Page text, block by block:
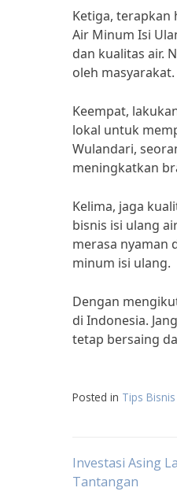
Ketiga, terapkan
Air Minum Isi
dan kualitas air.
oleh masyarakat.
Keempat,
lokal untuk
Wulandari,
meningkatkan
Kelima, jaga
bisnis isi ulang
merasa nyaman
minum isi ulang.
Dengan
di Indonesia.
tetap bersaing
Posted in Tips Bisnis
Post
Investasi Asing
Tantangan